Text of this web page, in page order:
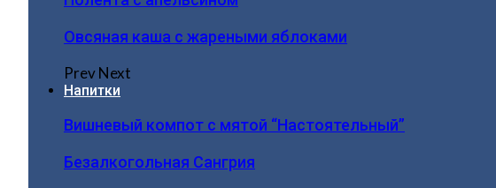
Овсяная каша с жареными яблоками
PrevNext
Напитки
Вишневый компот с мятой “Настоятельный”
Безалкогольная Сангрия